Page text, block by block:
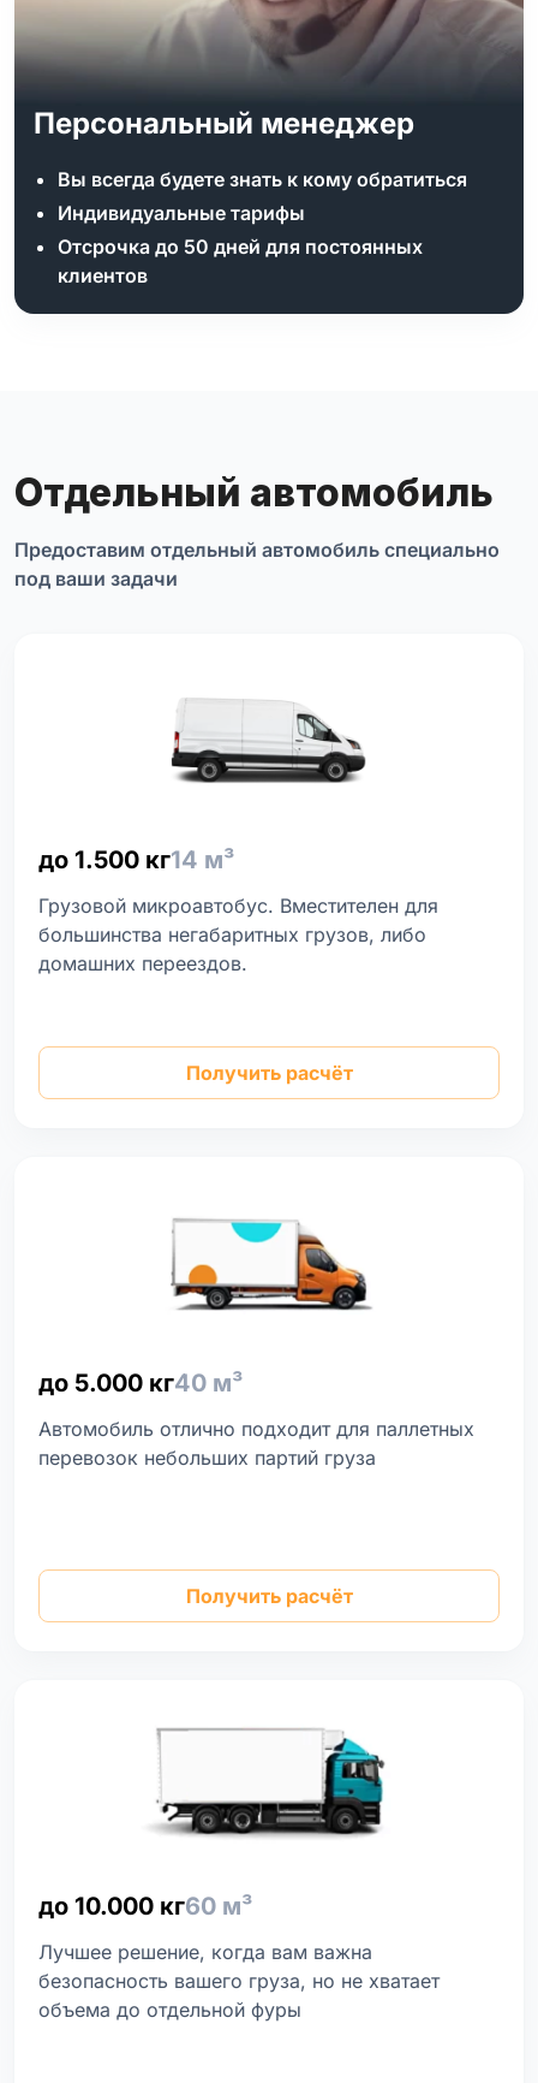
Персональный менеджер
Вы всегда будете знать к кому обратиться
Индивидуальные тарифы
Отсрочка до 50 дней для постоянных
клиентов
Отдельный автомобиль
Предоставим отдельный автомобиль специально
под ваши задачи
до 1.500 кг14 м³
Грузовой микроавтобус. Вместителен для
большинства негабаритных грузов, либо
домашних переездов.
Получить расчёт
до 5.000 кг40 м³
Автомобиль отлично подходит для паллетных
перевозок небольших партий груза
Получить расчёт
до 10.000 кг60 м³
Лучшее решение, когда вам важна
безопасность вашего груза, но не хватает
объема до отдельной фуры